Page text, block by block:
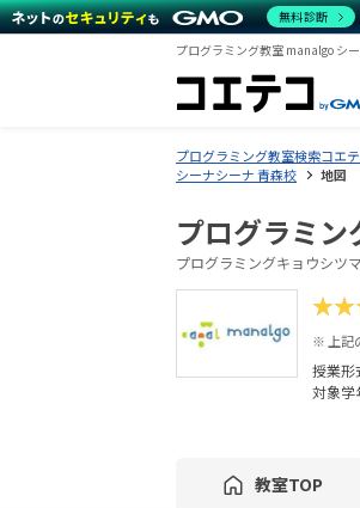
プログラミング教室 manalgo シ
プログラミング教室検索コエ
シーナシーナ 青森校
地図
プログラミ
プログラミングキョウシツ
※ 上記
授業形
対象学
教室TOP
無料診断